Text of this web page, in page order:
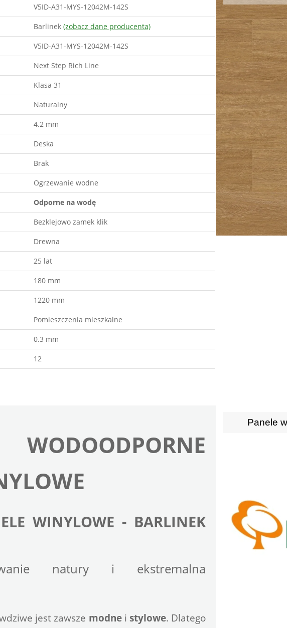
V5ID-A31-MYS-12042M-142S
Barlinek (zobacz dane producenta)
V5ID-A31-MYS-12042M-142S
Next Step Rich Line
Klasa 31
Naturalny
4.2 mm
Deska
Brak
Ogrzewanie wodne
Odporne na wodę
Bezklejowo zamek klik
Drewna
25 lat
180 mm
1220 mm
Pomieszczenia mieszkalne
0.3 mm
12
WODOODPORNE
WINYLOWE - BARLINEK
natury i ekstremalna
jest zawsze modne i stylowe. Dlatego
Panele